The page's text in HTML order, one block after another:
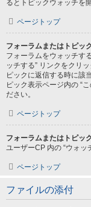
るとトピックウォッチを
ページトップ
フォーラムまたはトピッ
フォーラムをウォッチす
ッチする” リンクをクリ
ピックに返信する時に該
ピック表示ページ内の “
ださい。
ページトップ
フォーラムまたはトピッ
ユーザーCP 内の “ウォッ
ページトップ
ファイルの添付